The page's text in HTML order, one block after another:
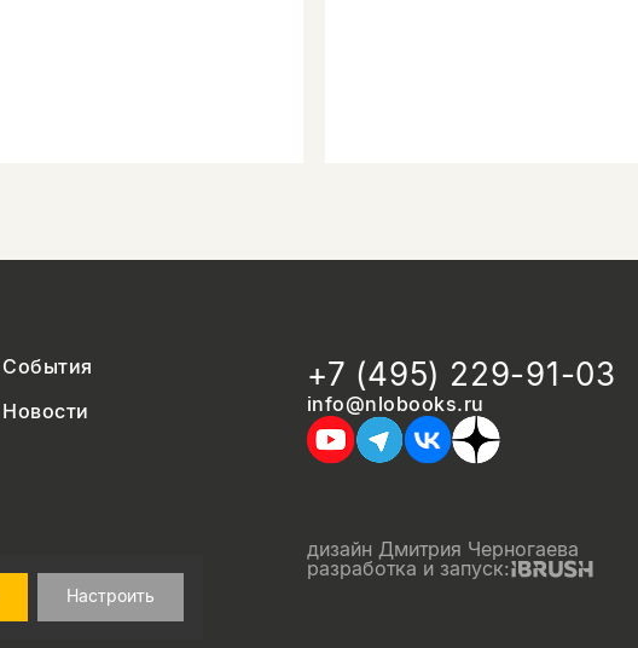
События
Новости
+7 (495) 229-91-03
info@nlobooks.ru
дизайн Дмитрия Черногаева
разработка и запуск:
Настроить